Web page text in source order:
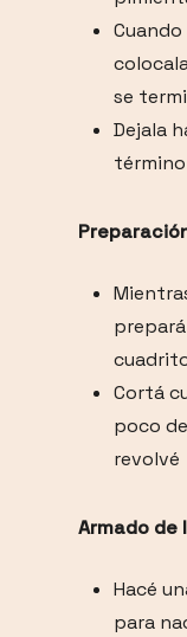
se
Dejala
Cortá
poco
revolvé
Armado de
Hacé
para